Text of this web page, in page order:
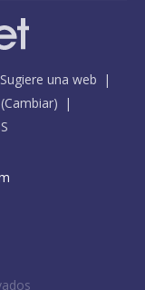
Sugiere una web
(Cambiar)